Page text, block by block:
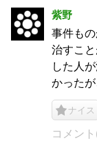
紫野
事件も
治すこ
した人
かったが
ナイス
コメン